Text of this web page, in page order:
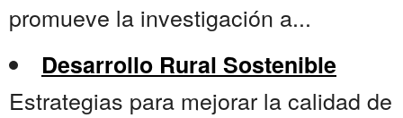
promueve la investigación a...
Desarrollo Rural Sostenible
Estrategias para mejorar la calidad de